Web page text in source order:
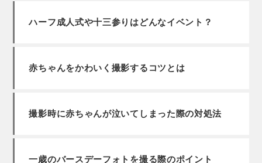
ハーフ成人式や十三参りはどんなイベント？
赤ちゃんをかわいく撮影するコツとは
撮影時に赤ちゃんが泣いてしまった際の対処法
一歳のバースデーフォトを撮る際のポイント